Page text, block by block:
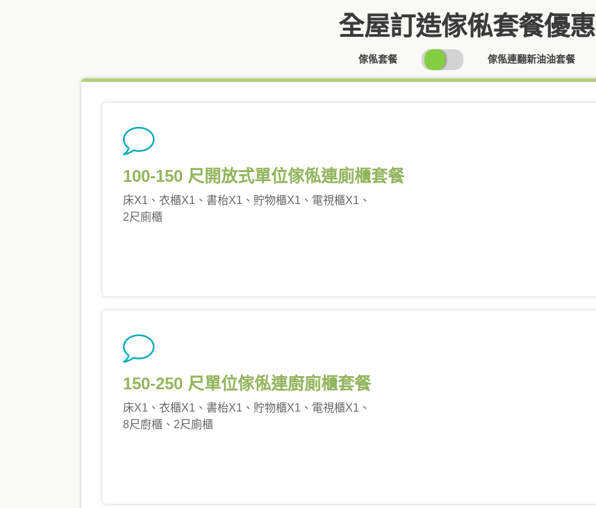
全屋訂造傢俬套餐優惠
傢俬套餐
SWITCH
PRICING
傢俬連翻新油油套餐
100-150 尺開放式單位傢俬連廁櫃套餐
床X1、衣櫃X1、書枱X1、貯物櫃X1、電視櫃X1、
2尺廁櫃
150-250 尺單位傢俬連廚廁櫃套餐
床X1、衣櫃X1、書枱X1、貯物櫃X1、電視櫃X1、
8尺廚櫃、2尺廁櫃